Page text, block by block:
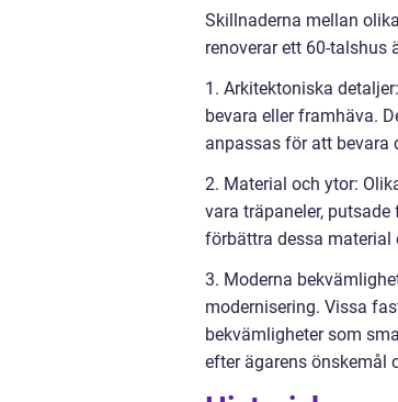
Skillnaderna mellan
renoverar ett 60-talshus
1. Arkitektoniska
bevara eller framhäva.
anpassas för att bevara
2. Material och ytor:
vara träpaneler,
förbättra dessa material
3. Moderna
modernisering. Vissa
bekvämligheter som
efter ägarens önskemål